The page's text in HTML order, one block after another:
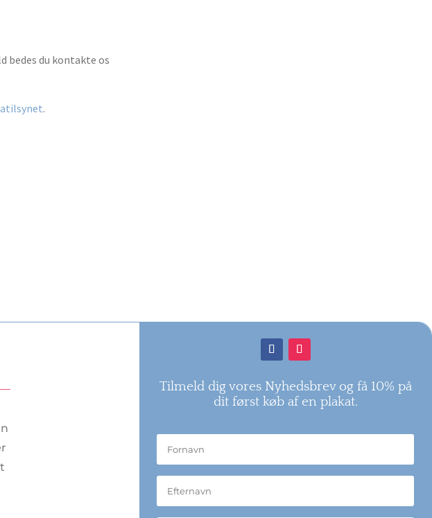
bedes du kontakte os
.
Tilmeld dig vores Nyhedsbrev og få 10% på
dit først køb af en plakat.